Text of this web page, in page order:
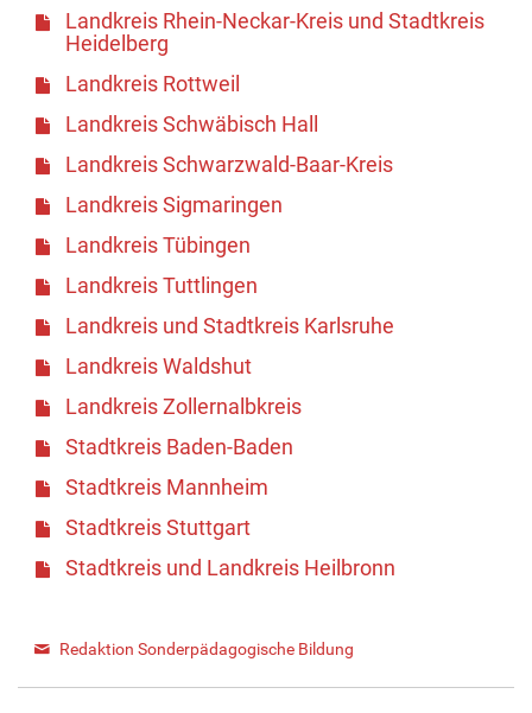
Landkreis Rhein-Neckar-Kreis und Stadtkreis
Heidelberg
Landkreis Rottweil
Landkreis Schwäbisch Hall
Landkreis Schwarzwald-Baar-Kreis
Landkreis Sigmaringen
Landkreis Tübingen
Landkreis Tuttlingen
Landkreis und Stadtkreis Karlsruhe
Landkreis Waldshut
Landkreis Zollernalbkreis
Stadtkreis Baden-Baden
Stadtkreis Mannheim
Stadtkreis Stuttgart
Stadtkreis und Landkreis Heilbronn
Redaktion Sonderpädagogische Bildung